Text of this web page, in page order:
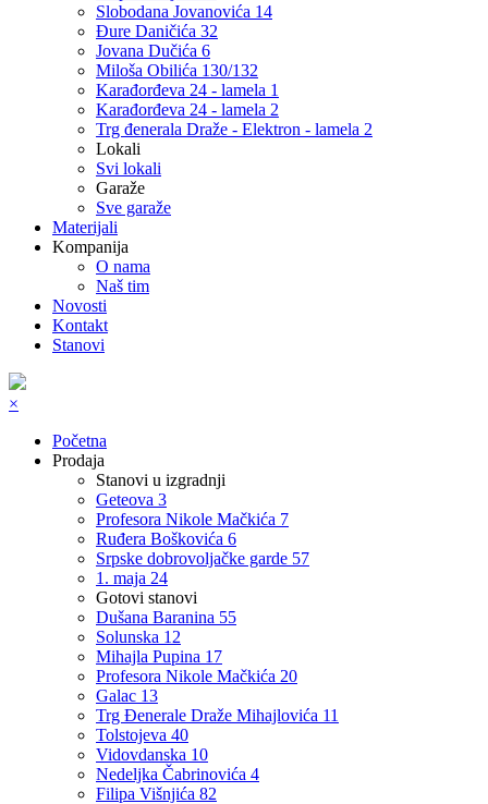
Slobodana Jovanovića 14
Đure Daničića 32
Jovana Dučića 6
Miloša Obilića 130/132
Karađorđeva 24 - lamela 1
Karađorđeva 24 - lamela 2
Trg đenerala Draže - Elektron - lamela 2
Lokali
Svi lokali
Garaže
Sve garaže
Materijali
Kompanija
O nama
Naš tim
Novosti
Kontakt
Stanovi
×
Početna
Prodaja
Stanovi u izgradnji
Geteova 3
Profesora Nikole Mačkića 7
Ruđera Boškovića 6
Srpske dobrovoljačke garde 57
1. maja 24
Gotovi stanovi
Dušana Baranina 55
Solunska 12
Mihajla Pupina 17
Profesora Nikole Mačkića 20
Galac 13
Trg Đenerale Draže Mihajlovića 11
Tolstojeva 40
Vidovdanska 10
Nedeljka Čabrinovića 4
Filipa Višnjića 82